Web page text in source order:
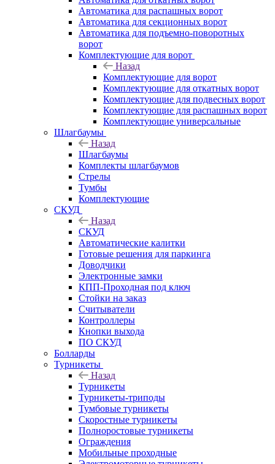
Автоматика для распашных ворот
Автоматика для секционных ворот
Автоматика для подъемно-поворотных
ворот
Комплектующие для ворот
Назад
Комплектующие для ворот
Комплектующие для откатных ворот
Комплектующие для подвесных ворот
Комплектующие для распашных ворот
Комплектующие универсальные
Шлагбаумы
Назад
Шлагбаумы
Комплекты шлагбаумов
Стрелы
Тумбы
Комплектующие
СКУД
Назад
СКУД
Автоматические калитки
Готовые решения для паркинга
Доводчики
Электронные замки
КПП-Проходная под ключ
Стойки на заказ
Считыватели
Контроллеры
Кнопки выхода
ПО СКУД
Болларды
Турникеты
Назад
Турникеты
Турникеты-триподы
Тумбовые турникеты
Скоростные турникеты
Полноростовые турникеты
Ограждения
Мобильные проходные